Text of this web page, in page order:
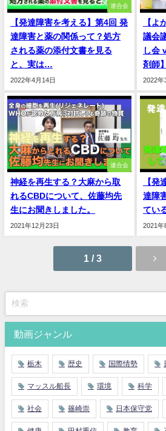
連合会
【発達障害を考える】第4回 発
達障害と薬の関係って？処方
される薬の添付文書を見る
と、実は…
2022年4月14日
【よ
議会
し会
剤師】
2022年
連合会
神経を再生する？大麻から取
れるCBDについて、佐藤均先
生にお聞きしました。
2021年12月23日
【発
達障
てい
2021年
1 / 3
動画ジャンル
栃木 歴史 国際情勢
マッスル船長 環境 科学
社会 篠崎崇 日本保守党